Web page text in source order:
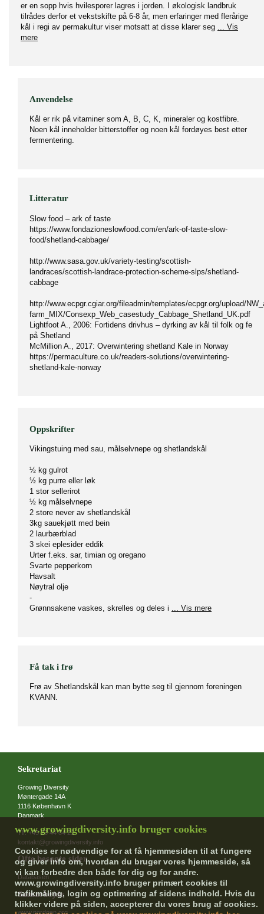
er en sopp hvis hvilesporer lagres i jorden. I økologisk landbruk
tilrådes derfor et vekstskifte på 6-8 år, men erfaringer med flerårige
kål i regi av permakultur viser motsatt at disse klarer seg
... Vis
mere
Anvendelse
Kål er rik på vitaminer som A, B, C, K, mineraler og kostfibre.
Noen kål inneholder bitterstoffer og noen kål fordøyes best etter
fermentering.
Litteratur
Slow food – ark of taste
https://www.fondazioneslowfood.com/en/ark-of-taste-slow-
food/shetland-cabbage/
http://www.sasa.gov.uk/variety-testing/scottish-
landraces/scottish-landrace-protection-scheme-slps/shetland-
cabbage
http://www.ecpgr.cgiar.org/fileadmin/templates/ecpgr.org/upload/
farm_MIX/Consexp_Web_casestudy_Cabbage_Shetland_UK.pdf
Lightfoot A., 2006: Fortidens drivhus – dyrking av kål til folk og fe
på Shetland
McMillion A., 2017: Overwintering shetland Kale in Norway
https://permaculture.co.uk/readers-solutions/overwintering-
shetland-kale-norway
Oppskrifter
Vikingstuing med sau, målselvnepe og shetlandskål
½ kg gulrot
½ kg purre eller løk
1 stor sellerirot
½ kg målselvnepe
2 store never av shetlandskål
3kg sauekjøtt med bein
2 laurbærblad
3 skei eplesider eddik
Urter f.eks. sar, timian og oregano
Svarte pepperkorn
Havsalt
Nøytral olje
-
Grønnsakene vaskes, skrelles og deles i ... Vis mere
Få tak i frø
Frø av Shetlandskål kan man bytte seg til gjennom foreningen
KVANN.
Sekretariat
Growing Diversity
Møntergade 14A
1116 København K
Danmark
Tlf. +45 23 44 84 21
kontakt@growingdiversity.info
Ofte besøgte sider
Databasen
Samarbejde
www.nordgen.org
www.growingdiversity.info bruger cookies
Cookies er nødvendige for at få hjemmesiden til at fungere
og giver info om, hvordan du bruger vores hjemmeside, så
vi kan forbedre den både for dig og for andre.
www.growingdiversity.info bruger primært cookies til
trafikmåling, login og optimering af sidens indhold. Hvis du
klikker videre på siden, accepterer du vores brug af cookies.